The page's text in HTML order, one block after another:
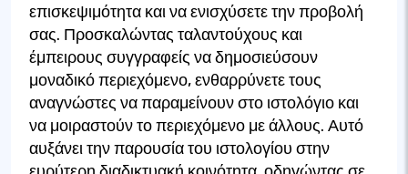
επισκεψιμότητα και να ενισχύσετε την προβολή
σας. Προσκαλώντας ταλαντούχους και
έμπειρους συγγραφείς να δημοσιεύσουν
μοναδικό περιεχόμενο, ενθαρρύνετε τους
αναγνώστες να παραμείνουν στο ιστολόγιο και
να μοιραστούν το περιεχόμενο με άλλους. Αυτό
αυξάνει την παρουσία του ιστολογίου στην